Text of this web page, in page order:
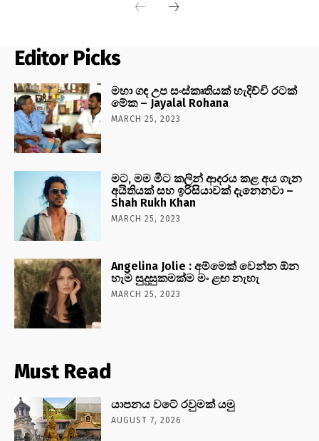
Editor Picks
මහා ගඳ උප සංස්කෘතියක් හැදිච්චි රටක්
මේක – Jayalal Rohana
MARCH 25, 2023
මට, මම මීට කලින් ආදරය කළ අය ගැන
අයිතියක් සහ ඉරිසියාවක් දැනෙනවා –
Shah Rukh Khan
MARCH 25, 2023
Angelina Jolie : අම්මෙක් වෙන්න ඕන
හැම සුදුසුකමක්ම මං ළඟ නැහැ
MARCH 25, 2023
Must Read
යාපනය වටේ රවුමක් යමු
AUGUST 7, 2026